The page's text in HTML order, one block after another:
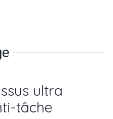
ultra
tâche